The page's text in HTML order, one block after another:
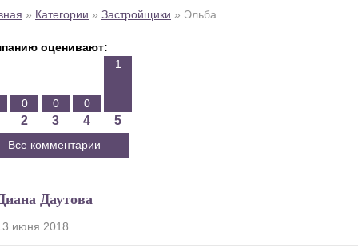
» Категории » Застройщики » Эльба
оценивают:
0
2
0
3
0
4
1
5
Все комментарии
Даутова
июня 2018